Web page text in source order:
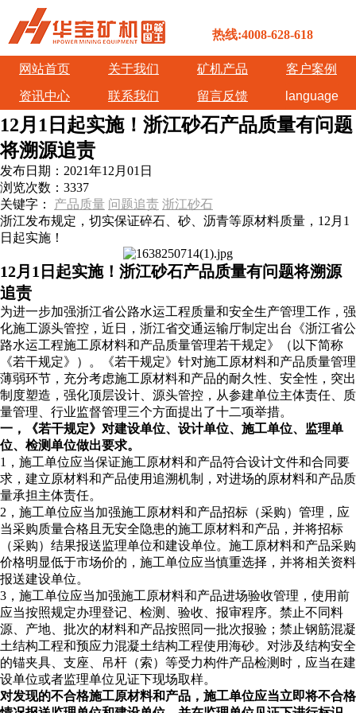
热线:4008-628-618
网站首页 关于我们 矿机产品
客户案例
资讯中心
联系我们 留言反馈 language
12月1日起实施！浙江砂石产品质量有问题
将溯源追责
发布日期： 2021年12月01日
浏览次数： 3337
关键字： 产品质量 问题追责 浙江砂石
浙江发布规定，切实保证碎石、砂、沥青等原材料质量，12月1
日起实施！
12月1日起实施！浙江砂石产品质量有问题将溯源
追责
为进一步加强浙江省公路水运工程质量和安全生产管理工作，强
化施工源头管控，近日，浙江省交通运输厅制定出台《浙江省公
路水运工程施工原材料和产品质量管理若干规定》（以下简称
《若干规定》）。《若干规定》针对施工原材料和产品质量管理
薄弱环节，充分考虑施工原材料和产品的耐久性、安全性，突出
制度塑造，强化顶层设计、源头管控，从参建单位主体责任、质
量管理、行业监督管理三个方面提出了十二项举措。
一，《若干规定》对建设单位、设计单位、施工单位、监理单
位、检测单位做出要求。
1，施工单位应当保证施工原材料和产品符合设计文件和合同要
求，建立原材料和产品使用追溯机制，对进场的原材料和产品质
量承担主体责任。
2，施工单位应当加强施工原材料和产品招标（采购）管理，应
当采购质量合格且无安全隐患的施工原材料和产品，并将招标
（采购）结果报送监理单位和建设单位。施工原材料和产品采购
价格明显低于市场价的，施工单位应当慎重选择，并将相关资料
报送建设单位。
3，施工单位应当加强施工原材料和产品进场验收管理，使用前
应当按照规定办理登记、检测、验收、报审程序。禁止不同料
源、产地、批次的材料和产品按照同一批次报验；禁止钢筋混凝
土结构工程和预应力混凝土结构工程使用海砂。对涉及结构安全
的锚夹具、支座、吊杆（索）等受力构件产品检测时，应当在建
设单位或者监理单位见证下现场取样。
对发现的不合格施工原材料和产品，施工单位应当立即将不合格